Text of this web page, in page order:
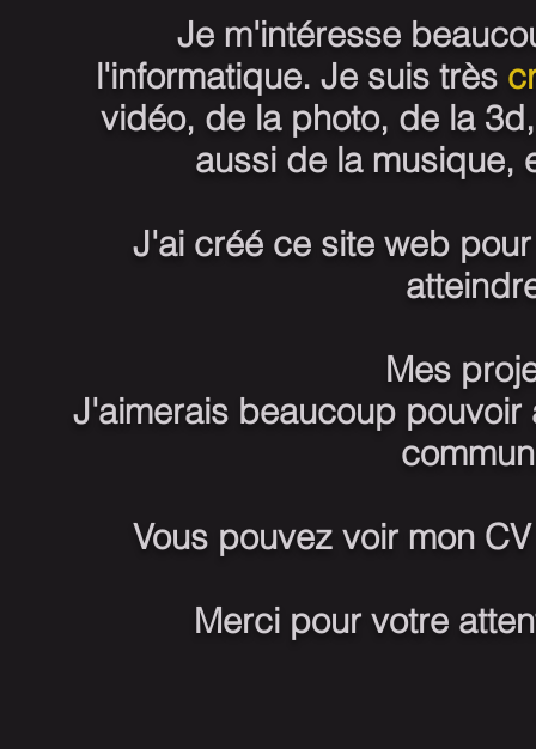
Je m'intéresse
l'informatique. Je suis très
vidéo, de la photo, de la
aussi de la musique,
J'ai créé ce site web
Mes
J'aimerais beaucoup pouvoir
Vous pouvez voir mon CV
Merci pour votre